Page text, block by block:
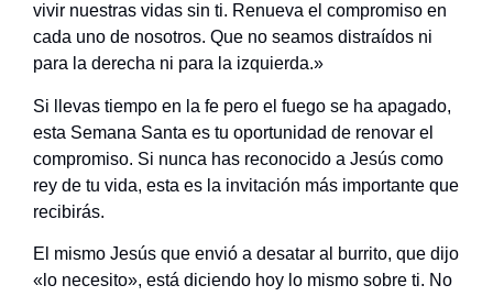
vivir nuestras vidas sin ti. Renueva el compromiso en
cada uno de nosotros. Que no seamos distraídos ni
para la derecha ni para la izquierda.»
Si llevas tiempo en la fe pero el fuego se ha apagado,
esta Semana Santa es tu oportunidad de renovar el
compromiso. Si nunca has reconocido a Jesús como
rey de tu vida, esta es la invitación más importante que
recibirás.
El mismo Jesús que envió a desatar al burrito, que dijo
«lo necesito», está diciendo hoy lo mismo sobre ti. No